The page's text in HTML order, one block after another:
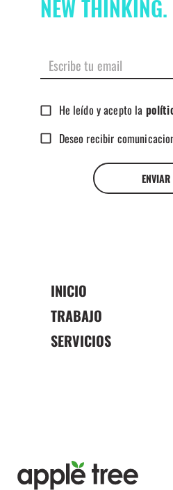
NEW THINKING.
He leído y acepto la
Deseo recibir
ENVIAR
INICIO
TRABAJO
SERVICIOS